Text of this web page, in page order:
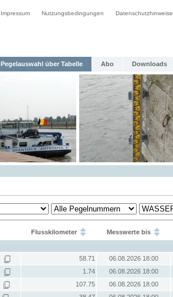
Impressum Nutzungsbedingungen Datenschutzhinweise
Pegelauswahl über Tabelle Abo Downloads
Flusskilometer Messwerte bis
58.71
06.08.2026 18:00
1.74
06.08.2026 18:00
107.75
06.08.2026 18:00